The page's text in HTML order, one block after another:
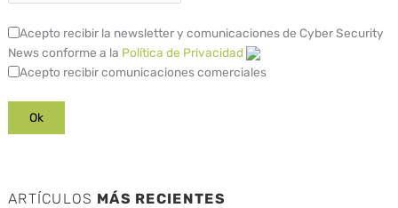
Acepto recibir la newsletter y comunicaciones de Cyber Security
News conforme a la Política de Privacidad
Acepto recibir comunicaciones comerciales
ARTÍCULOS MÁS RECIENTES